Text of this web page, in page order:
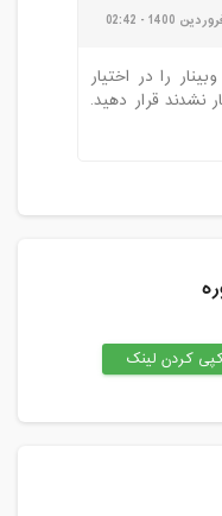
را در اختیار
نشدند قرار دهید.
کردن لینک